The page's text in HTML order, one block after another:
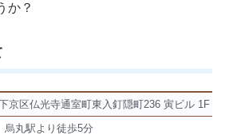
か？
京区仏光寺通室町東入釘隠町236 寅ビル 1F
丸駅より徒歩5分